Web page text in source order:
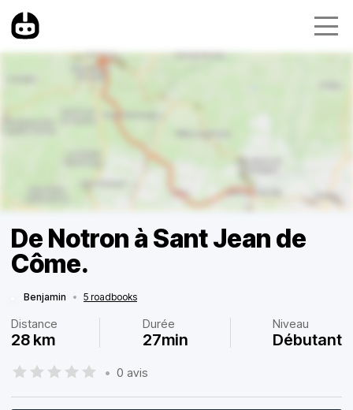
De Notron à Sant Jean de
Côme.
Benjamin • 5 roadbooks
Distance
28 km
Durée
27min
Niveau
Débutant
• 0 avis